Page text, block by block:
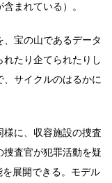
含まれている）。
、宝の山であるデータ
たり企てられたりし
サイクルのはるかに
に、収容施設の捜査
査官が犯罪活動を疑
展開できる。モデル